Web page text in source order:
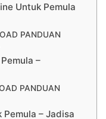
Untuk Pemula
PANDUAN
–
PANDUAN
Pemula – Jadisa